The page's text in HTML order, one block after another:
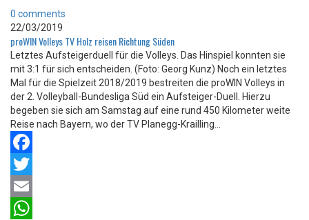
0 comments
22/03/2019
proWIN Volleys TV Holz reisen Richtung Süden
Letztes Aufsteigerduell für die Volleys. Das Hinspiel konnten sie
mit 3:1 für sich entscheiden. (Foto: Georg Kunz) Noch ein letztes
Mal für die Spielzeit 2018/2019 bestreiten die proWIN Volleys in
der 2. Volleyball-Bundesliga Süd ein Aufsteiger-Duell. Hierzu
begeben sie sich am Samstag auf eine rund 450 Kilometer weite
Reise nach Bayern, wo der TV Planegg-Krailling...
Facebook
Twitter
Email